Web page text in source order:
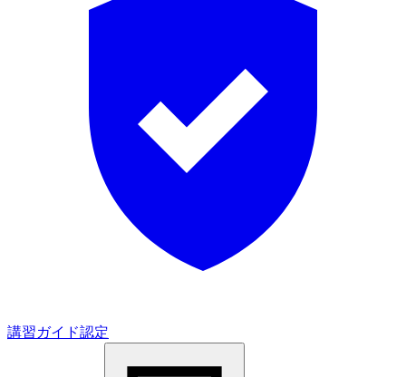
講習ガイド認定